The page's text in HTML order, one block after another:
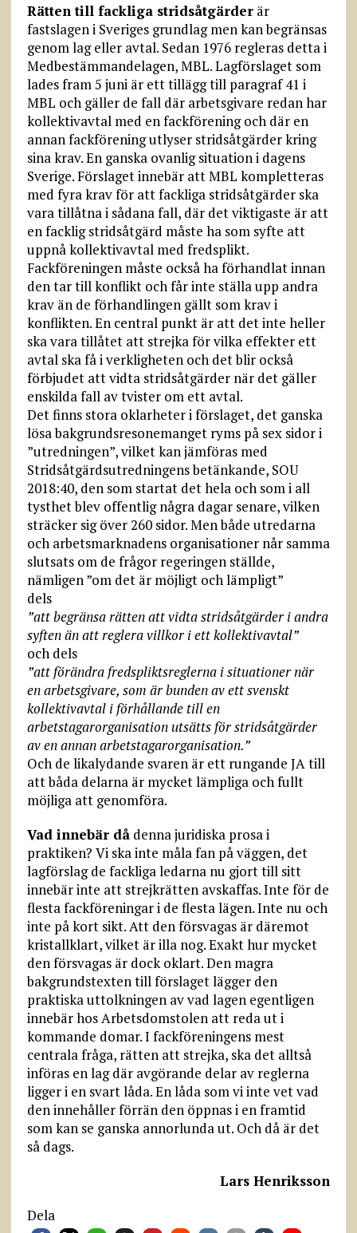
Rätten till fackliga stridsåtgärderär
fastslagen i Sveriges grundlag men kan begränsas
genom lag eller avtal. Sedan 1976 regleras detta i
Medbestämmandelagen, MBL. Lagförslaget som
lades fram 5 juni är ett tillägg till paragraf 41 i
MBL och gäller de fall där arbetsgivare redan har
kollektivavtal med en fackförening och där en
annan fackförening utlyser stridsåtgärder kring
sina krav. En ganska ovanlig situation i dagens
Sverige. Förslaget innebär att MBL kompletteras
med fyra krav för att fackliga stridsåtgärder ska
vara tillåtna i sådana fall, där det viktigaste är att
en facklig stridsåtgärd måste ha som syfte att
uppnå kollektivavtal med fredsplikt.
Fackföreningen måste också ha förhandlat innan
den tar till konflikt och får inte ställa upp andra
krav än de förhandlingen gällt som krav i
konflikten. En central punkt är att det inte heller
ska vara tillåtet att strejka för vilka effekter ett
avtal ska få i verkligheten och det blir också
förbjudet att vidta stridsåtgärder när det gäller
enskilda fall av tvister om ett avtal.
Det finns stora oklarheter i förslaget, det ganska
lösa bakgrundsresonemanget ryms på sex sidor i
”utredningen”, vilket kan jämföras med
Stridsåtgärdsutredningens betänkande, SOU
2018:40, den som startat det hela och som i all
tysthet blev offentlig några dagar senare, vilken
sträcker sig över 260 sidor. Men både utredarna
och arbetsmarknadens organisationer når samma
slutsats om de frågor regeringen ställde,
nämligen ”om det är möjligt och lämpligt”
dels
”att begränsa rätten att vidta stridsåtgärder i andra
syften än att reglera villkor i ett kollektivavtal”
och dels
”att förändra fredspliktsreglerna i situationer när
en arbetsgivare, som är bunden av ett svenskt
kollektivavtal i förhållande till en
arbetstagarorganisation utsätts för stridsåtgärder
av en annan arbetstagarorganisation.”
Och de likalydande svaren är ett rungande JA till
att båda delarna är mycket lämpliga och fullt
möjliga att genomföra.
Vad innebär dådenna juridiska prosa i
praktiken? Vi ska inte måla fan på väggen, det
lagförslag de fackliga ledarna nu gjort till sitt
innebär inte att strejkrätten avskaffas. Inte för de
flesta fackföreningar i de flesta lägen. Inte nu och
inte på kort sikt. Att den försvagas är däremot
kristallklart, vilket är illa nog. Exakt hur mycket
den försvagas är dock oklart. Den magra
bakgrundstexten till förslaget lägger den
praktiska uttolkningen av vad lagen egentligen
innebär hos Arbetsdomstolen att reda ut i
kommande domar. I fackföreningens mest
centrala fråga, rätten att strejka, ska det alltså
införas en lag där avgörande delar av reglerna
ligger i en svart låda. En låda som vi inte vet vad
den innehåller förrän den öppnas i en framtid
som kan se ganska annorlunda ut. Och då är det
så dags.
Lars Henriksson
Dela